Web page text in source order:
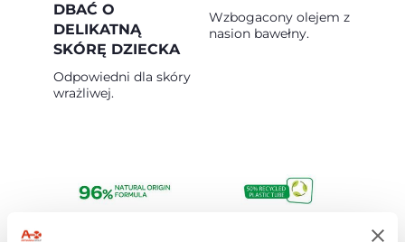
DBAĆ O
DELIKATNĄ
SKÓRĘ DZIECKA
Odpowiedni dla skóry
wrażliwej.
Wzbogacony olejem z
nasion bawełny.